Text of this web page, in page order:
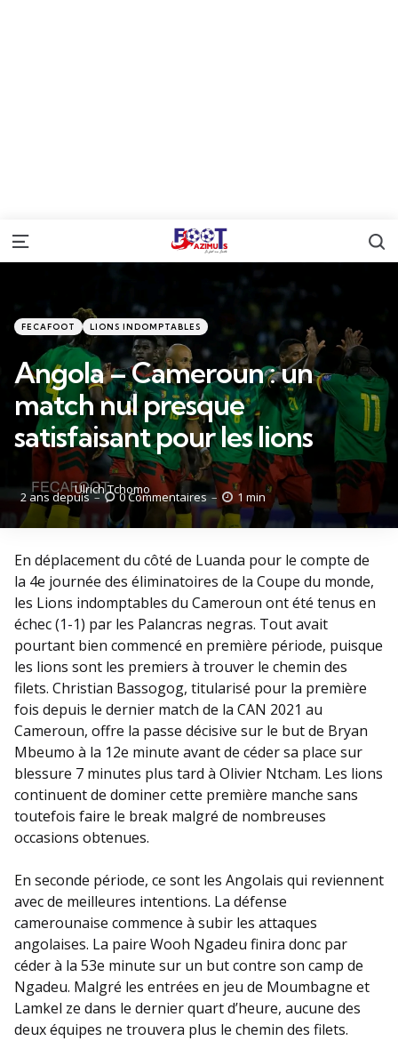
Menu
Catégories
Posté
dans
FECAFOOT LIONS INDOMPTABLES
Angola – Cameroun : un
match nul presque
satisfaisant pour les lions
Posté
par
Ulrich Tchomo
2 ans depuis 0Commentaires 1 min
En déplacement du côté de Luanda pour le compte de
la 4e journée des éliminatoires de la Coupe du monde,
les Lions indomptables du Cameroun ont été tenus en
échec (1-1) par les Palancras negras. Tout avait
pourtant bien commencé en première période, puisque
les lions sont les premiers à trouver le chemin des
filets. Christian Bassogog, titularisé pour la première
fois depuis le dernier match de la CAN 2021 au
Cameroun, offre la passe décisive sur le but de Bryan
Mbeumo à la 12e minute avant de céder sa place sur
blessure 7 minutes plus tard à Olivier Ntcham. Les lions
continuent de dominer cette première manche sans
toutefois faire le break malgré de nombreuses
occasions obtenues.
En seconde période, ce sont les Angolais qui reviennent
avec de meilleures intentions. La défense
camerounaise commence à subir les attaques
angolaises. La paire Wooh Ngadeu finira donc par
céder à la 53e minute sur un but contre son camp de
Ngadeu. Malgré les entrées en jeu de Moumbagne et
Lamkel ze dans le dernier quart d’heure, aucune des
deux équipes ne trouvera plus le chemin des filets.